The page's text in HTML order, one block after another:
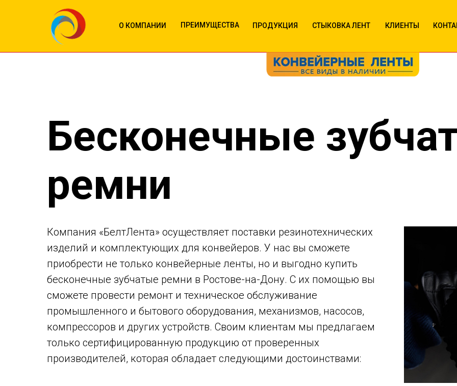
О КОМПАНИИ ПРЕИМУЩЕСТВА ПРОДУКЦИЯ СТЫКОВКА ЛЕНТ КЛИЕНТЫ
Бесконечные
ремни
Компания «БелтЛента» осуществляет поставки резинотехнических
изделий и комплектующих для конвейеров. У нас вы сможете
приобрести не только конвейерные ленты, но и выгодно купить
бесконечные зубчатые ремни в Ростове-на-Дону. С их помощью вы
сможете провести ремонт и техническое обслуживание
промышленного и бытового оборудования, механизмов, насосов,
компрессоров и других устройств. Своим клиентам мы предлагаем
только сертифицированную продукцию от проверенных
производителей, которая обладает следующими достоинствами: